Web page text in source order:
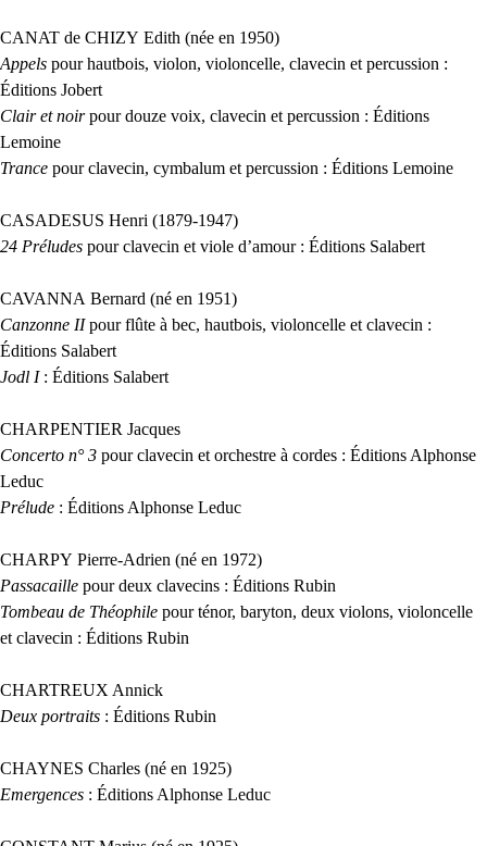
CANAT de CHIZY Edith (née en 1950)
Appels pour hautbois, violon, violoncelle, clavecin et percussion :
Éditions Jobert
Clair et noirpour douze voix, clavecin et percussion : Éditions
Lemoine
Trance pour clavecin, cymbalum et percussion : Éditions Lemoine
CASADESUS Henri (1879-1947)
24 Préludes pour clavecin et viole d’amour : Éditions Salabert
CAVANNA Bernard (né en 1951)
Canzonne IIpour flûte à bec, hautbois, violoncelle et clavecin :
Éditions Salabert
Jodl I: Éditions Salabert
CHARPENTIER Jacques
Concerto n° 3 pour clavecin et orchestre à cordes : Éditions Alphonse
Leduc
Prélude : Éditions Alphonse Leduc
CHARPY Pierre-Adrien (né en 1972)
Passacaille pour deux clavecins : Éditions Rubin
Tombeau de Théophile pour ténor, baryton, deux violons, violoncelle
et clavecin : Éditions Rubin
CHARTREUX Annick
Deux portraits : Éditions Rubin
CHAYNES Charles (né en 1925)
Emergences : Éditions Alphonse Leduc